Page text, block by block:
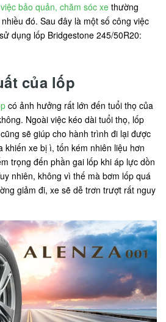
việc bảo quản, chăm sóc xe thường
đó. Sau đây là một số công việc
dụng lốp Bridgestone 245/50R20:
của lốp
có ảnh hưởng rất lớn đến tuổi thọ của
Ngoài việc kéo dài tuổi thọ, lốp
sẽ giúp cho hành trình đi lại được
khiến xe bị ì, tốn kém nhiên liệu hơn
trọng đến phần gai lốp khi áp lực dồn
nhiên, không vì thế mà bơm lốp quá
giảm đi, xe sẽ dễ trơn trượt rất nguy